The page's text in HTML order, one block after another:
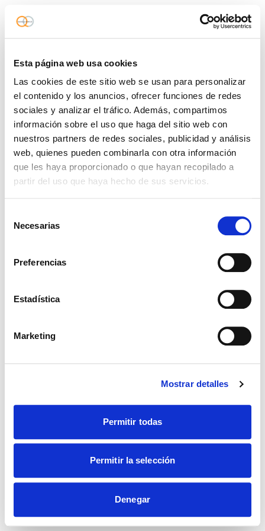
Esta página web usa cookies
Las cookies de este sitio web se usan para personalizar
el contenido y los anuncios, ofrecer funciones de redes
sociales y analizar el tráfico. Además, compartimos
información sobre el uso que haga del sitio web con
nuestros partners de redes sociales, publicidad y análisis
web, quienes pueden combinarla con otra información
que les haya proporcionado o que hayan recopilado a
partir del uso que haya hecho de sus servicios.
Necesarias
Preferencias
Estadística
Marketing
Mostrar detalles
Permitir todas
Permitir la selección
Denegar